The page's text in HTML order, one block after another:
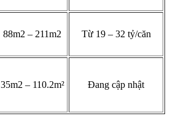
88m2 – 211m2 Từ 19 – 32 tỷ/căn
35m2 – 110.2m² Đang cập nhật